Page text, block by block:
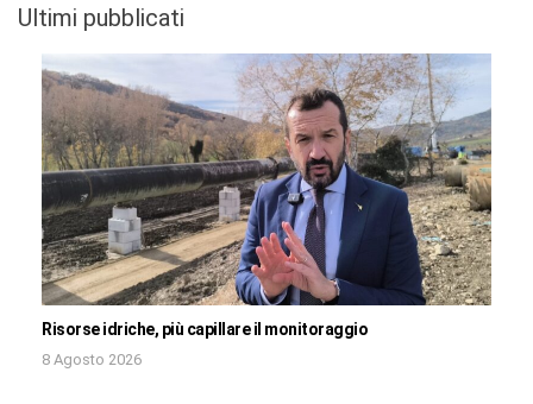
Ultimi pubblicati
Risorse idriche, più capillare il monitoraggio
8 Agosto 2026